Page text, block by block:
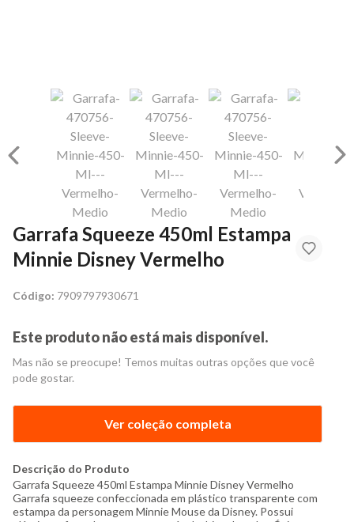
Garrafa Squeeze 450ml Estampa
Minnie Disney Vermelho
Código: 7909797930671
Este produto não está mais disponível.
Mas não se preocupe! Temos muitas outras opções que você
pode gostar.
Ver coleção completa
Descrição do Produto
Garrafa Squeeze 450ml Estampa Minnie Disney Vermelho
Garrafa squeeze confeccionada em plástico transparente com
estampa da personagem Minnie Mouse da Disney. Possui